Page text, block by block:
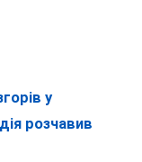
у
розчавив